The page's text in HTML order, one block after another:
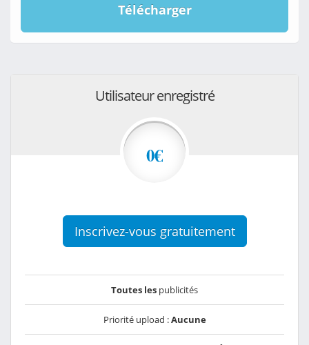
Télécharger
Utilisateur enregistré
0€
Inscrivez-vous gratuitement
Toutes les publicités
Priorité upload :Aucune